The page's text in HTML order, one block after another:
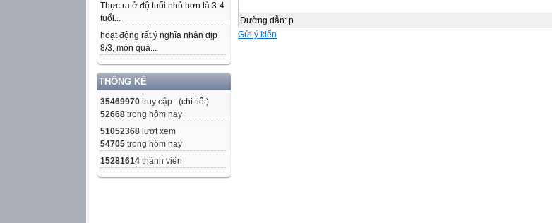
Thực ra ở độ tuổi nhỏ hơn là 3-4
tuổi...
hoạt động rất ý nghĩa nhân dịp
8/3, món quà...
THỐNG KÊ
35469970 truy cập (chi tiết)
52668 trong hôm nay
51052368 lượt xem
54705 trong hôm nay
15281614 thành viên
Đường dẫn: p
Gửi ý kiến